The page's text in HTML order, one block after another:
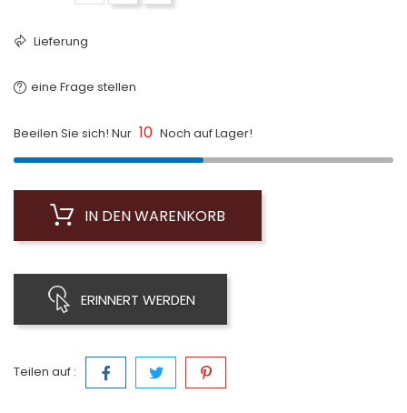
Lieferung
eine Frage stellen
Beeilen Sie sich! Nur 10 Noch auf Lager!
IN DEN WARENKORB
ERINNERT WERDEN
Teilen auf :